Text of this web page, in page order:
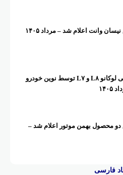
وانت اعلام شد – مرداد ۱۴۰۵
فروش اقساطی لوکانو L۸ و L۷ توسط نوین خودرو
محصول بهمن موتور اعلام شد –
فارسی